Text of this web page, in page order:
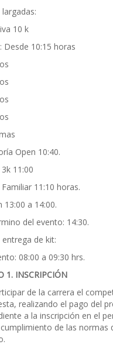
10 k
Desde 10:15 horas
Open 10:40.
11:00
11:10 horas.
13:00 a 14:00.
del evento: 14:30.
de kit:
08:00 a 09:30 hrs.
1. INSCRIPCIÓN
de la carrera el
realizando el pago del
a la inscripción en el
de las normas